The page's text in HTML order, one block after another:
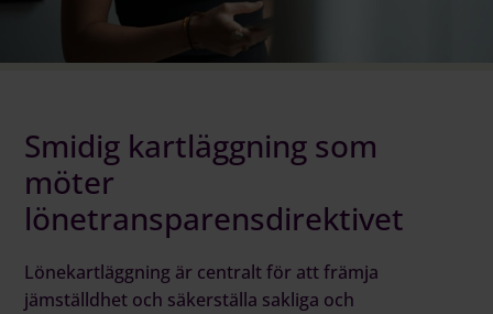
Smidig kartläggning som
möter
lönetransparensdirektivet
Lönekartläggning är centralt för att främja
jämställdhet och säkerställa sakliga och